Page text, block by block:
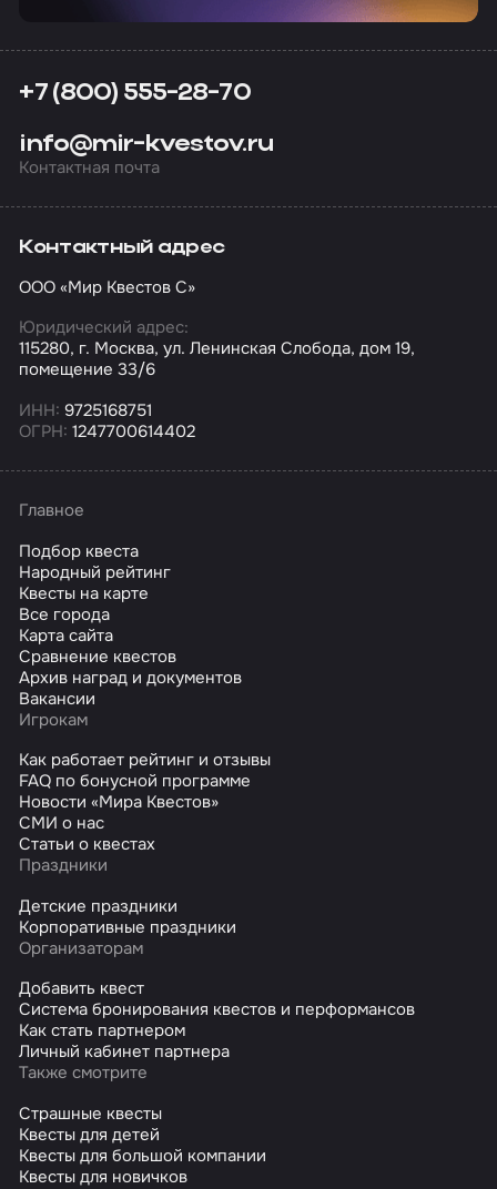
+7 (800) 555-28-70
info@mir-kvestov.ru
Контактная почта
Контактный адрес
ООО «Мир Квестов С»
Юридический адрес:
115280, г. Москва, ул. Ленинская Слобода, дом 19,
помещение 33/6
ИНН: 9725168751
ОГРН: 1247700614402
Главное
Подбор квеста
Народный рейтинг
Квесты на карте
Все города
Карта сайта
Сравнение квестов
Архив наград и документов
Вакансии
Игрокам
Как работает рейтинг и отзывы
FAQ по бонусной программе
Новости «Мира Квестов»
СМИ о нас
Статьи о квестах
Праздники
Детские праздники
Корпоративные праздники
Организаторам
Добавить квест
Система бронирования квестов и перформансов
Как стать партнером
Личный кабинет партнера
Также смотрите
Страшные квесты
Квесты для детей
Квесты для большой компании
Квесты для новичков